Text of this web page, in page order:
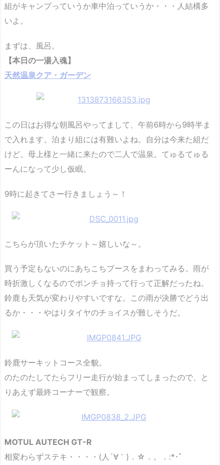
組がキャンプっていうか車中泊っていうか・・・人結構多
いよ。
まずは、風呂。
【本日の一湯入魂】
天然温泉クア・ガーデン
この日はお得な朝風呂やってまして、午前6時から9時半ま
で入れます。泊まり組には有難いよね。自分は今来た組だ
けど。母上様と一緒に来たので二人で温泉。てゅるてゅる
ーんになって少し仮眠。
9時に起きてさー行きましょう～！
こちらが頂いたチケット～嬉しいな～。
買う予定もないのにあちこちブースをまわってみる。雨が
時折激しくなるのでポンチョ持って行って正解だったね。
鈴鹿も天気が変わりやすいですな。この雨が決勝でどう出
るか・・・やはりタイヤのチョイスが難しそうだ。
鈴鹿サーキットコース全貌。
のたのたしてたらフリー走行が始まってしまったので、と
りあえず最終コーナーで観察。
MOTUL AUTECH GT-R
相変わらずステキ・・・・(人´∀｀)．☆．。．:*･ﾟ